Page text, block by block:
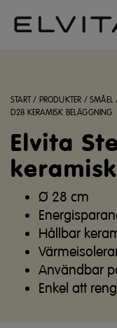
START / PRODUKTER /SMÅEL
D28 KERAMISK BELÄGGNING
Elvita
Ø 28 cm
Hållbar
Användbar
Enkel att